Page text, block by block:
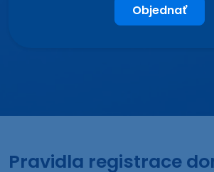
Objednať
Pravidla registrace